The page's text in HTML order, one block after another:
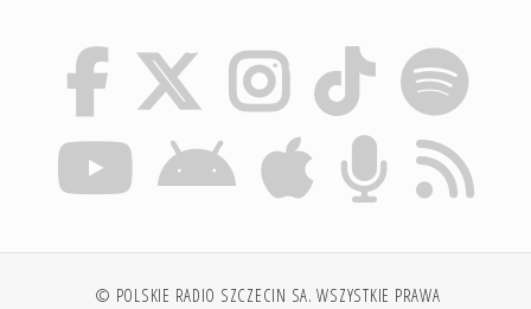
© POLSKIE RADIO SZCZECIN SA. WSZYSTKIE PRAWA